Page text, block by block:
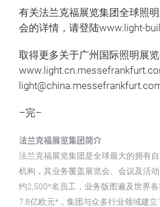
有关法兰克福展览集团全球照
会的详情，请登陆www.light-
取得更多关于广州国际照明展
light@china.messefrankfurt.com
–完–
法兰克福展览集团简介
法兰克福展览集团是全球最大的拥有
机构，其业务覆盖展览会、会议及活
约2,500*名员工，业务版图遍及世界
7.8亿欧元*，集团与众多行业领域建